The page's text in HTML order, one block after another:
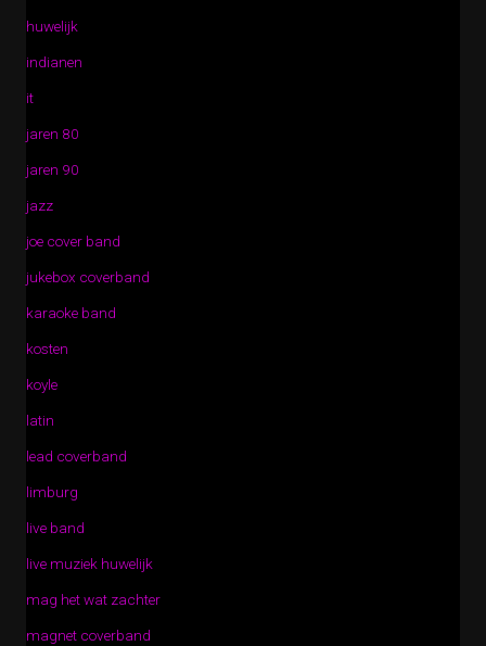
huwelijk
indianen
it
jaren 80
jaren 90
jazz
joe cover band
jukebox coverband
karaoke band
kosten
koyle
latin
lead coverband
limburg
live band
live muziek huwelijk
mag het wat zachter
magnet coverband